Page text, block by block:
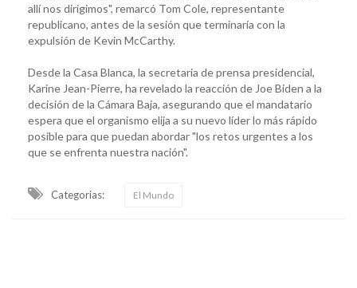
allí nos dirigimos", remarcó Tom Cole, representante
republicano, antes de la sesión que terminaría con la
expulsión de Kevin McCarthy.
Desde la Casa Blanca, la secretaria de prensa presidencial,
Karine Jean-Pierre, ha revelado la reacción de Joe Biden a la
decisión de la Cámara Baja, asegurando que el mandatario
espera que el organismo elija a su nuevo líder lo más rápido
posible para que puedan abordar "los retos urgentes a los
que se enfrenta nuestra nación".
Categorias: El Mundo